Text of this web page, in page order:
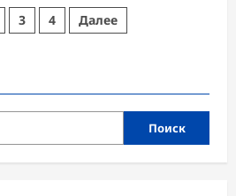
3 4 Далее
Поиск